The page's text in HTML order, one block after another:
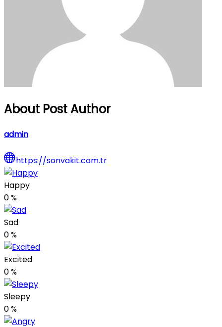
About Post Author
admin
https://sonvakit.com.tr
Happy
0%
Sad
0%
Excited
0%
Sleepy
0%